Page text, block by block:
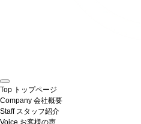
Top トップページ
Company 会社概要
Staff スタッフ紹介
Voice お客様の声